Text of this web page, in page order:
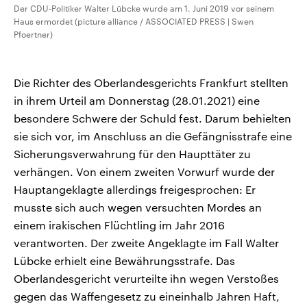
Der CDU-Politiker Walter Lübcke wurde am 1. Juni 2019 vor seinem
Haus ermordet (picture alliance / ASSOCIATED PRESS | Swen
Pfoertner)
Die Richter des Oberlandesgerichts Frankfurt stellten
in ihrem Urteil am Donnerstag (28.01.2021) eine
besondere Schwere der Schuld fest. Darum behielten
sie sich vor, im Anschluss an die Gefängnisstrafe eine
Sicherungsverwahrung für den Haupttäter zu
verhängen. Von einem zweiten Vorwurf wurde der
Hauptangeklagte allerdings freigesprochen: Er
musste sich auch wegen versuchten Mordes an
einem irakischen Flüchtling im Jahr 2016
verantworten. Der zweite Angeklagte im Fall Walter
Lübcke erhielt eine Bewährungsstrafe. Das
Oberlandesgericht verurteilte ihn wegen Verstoßes
gegen das Waffengesetz zu eineinhalb Jahren Haft,